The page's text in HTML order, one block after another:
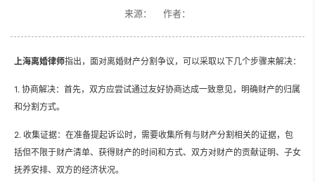
来源： 作者：
上海离婚律师指出， 面对离婚财产分割争议，可以采取以下几个步骤来解决：
1. 协商解决：首先，双方应尝试通过友好协商达成一致意见，明确财产的归属
和分割方式。
2. 收集证据：在准备提起诉讼时，需要收集所有与财产分割相关的证据，包
括但不限于财产清单、获得财产的时间和方式、双方对财产的贡献证明、子女
抚养安排、双方的经济状况。